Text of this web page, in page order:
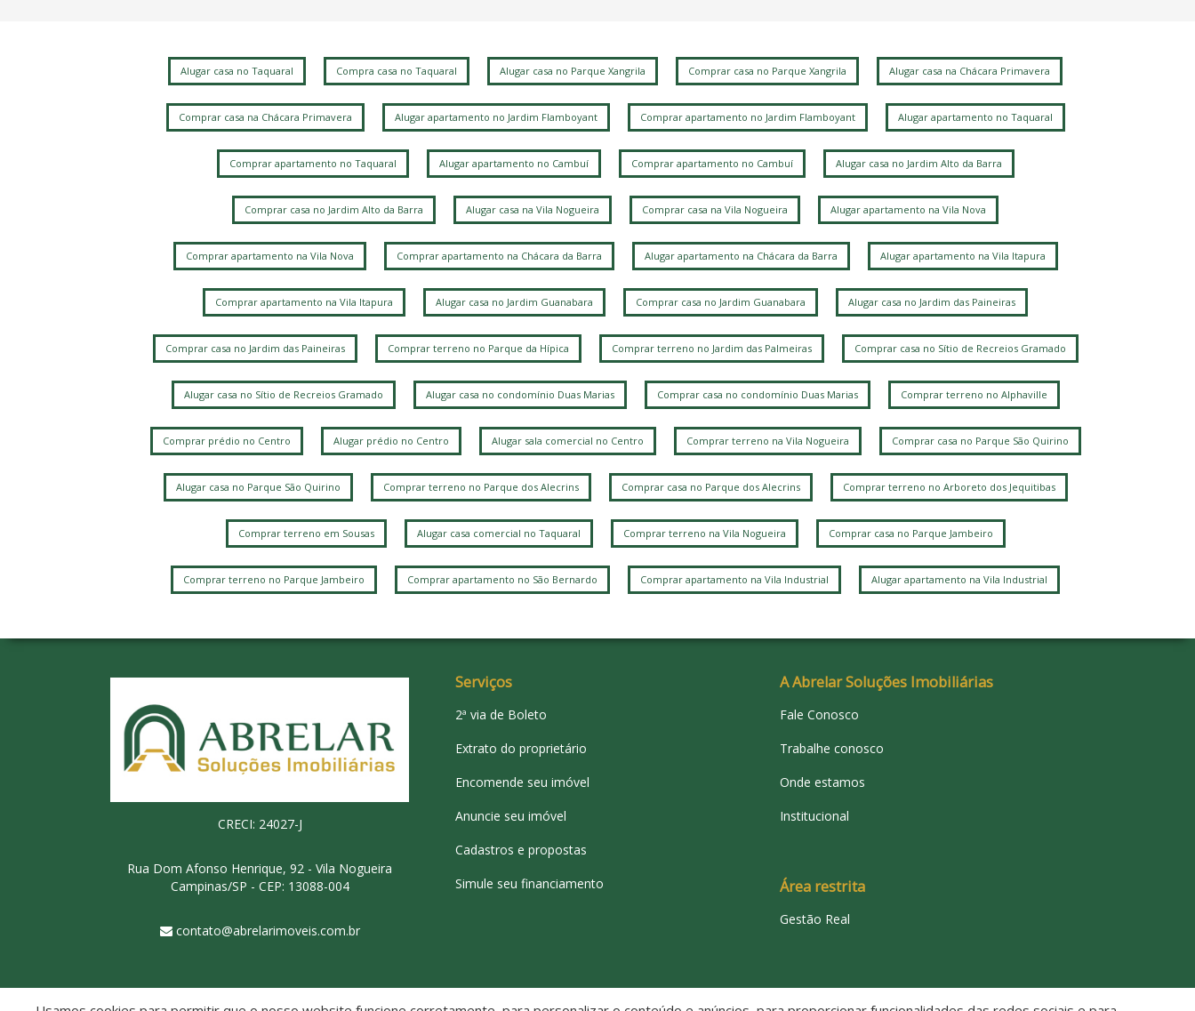
Alugar casa no Taquaral Compra casa no Taquaral Alugar casa no Parque Xangrila Comprar casa no Parque Xangrila Alugar casa na Chácara Primavera
Comprar casa na Chácara Primavera Alugar apartamento no Jardim Flamboyant Comprar apartamento no Jardim Flamboyant Alugar apartamento no Taquaral
Comprar apartamento no Taquaral Alugar apartamento no Cambuí Comprar apartamento no Cambuí Alugar casa no Jardim Alto da Barra
Comprar casa no Jardim Alto da Barra Alugar casa na Vila Nogueira Comprar casa na Vila Nogueira Alugar apartamento na Vila Nova
Comprar apartamento na Vila Nova Comprar apartamento na Chácara da Barra Alugar apartamento na Chácara da Barra Alugar apartamento na Vila Itapura
Comprar apartamento na Vila Itapura Alugar casa no Jardim Guanabara Comprar casa no Jardim Guanabara Alugar casa no Jardim das Paineiras
Comprar casa no Jardim das Paineiras Comprar terreno no Parque da Hípica Comprar terreno no Jardim das Palmeiras Comprar casa no Sítio de Recreios Gramado
Alugar casa no Sítio de Recreios Gramado Alugar casa no condomínio Duas Marias Comprar casa no condomínio Duas Marias Comprar terreno no Alphaville
Comprar prédio no Centro Alugar prédio no Centro Alugar sala comercial no Centro Comprar terreno na Vila Nogueira Comprar casa no Parque São Quirino
Alugar casa no Parque São Quirino Comprar terreno no Parque dos Alecrins Comprar casa no Parque dos Alecrins Comprar terreno no Arboreto dos Jequitibas
Comprar terreno em Sousas Alugar casa comercial no Taquaral Comprar terreno na Vila Nogueira Comprar casa no Parque Jambeiro
Comprar terreno no Parque Jambeiro Comprar apartamento no São Bernardo Comprar apartamento na Vila Industrial Alugar apartamento na Vila Industrial
CRECI: 24027-J
Rua Dom Afonso Henrique, 92 - Vila Nogueira
Campinas/SP - CEP: 13088-004
contato@abrelarimoveis.com.br
Serviços
2ª via de Boleto
Extrato do proprietário
Encomende seu imóvel
Anuncie seu imóvel
Cadastros e propostas
Simule seu financiamento
A Abrelar Soluções Imobiliárias
Fale Conosco
Trabalhe conosco
Onde estamos
Institucional
Área restrita
Gestão Real